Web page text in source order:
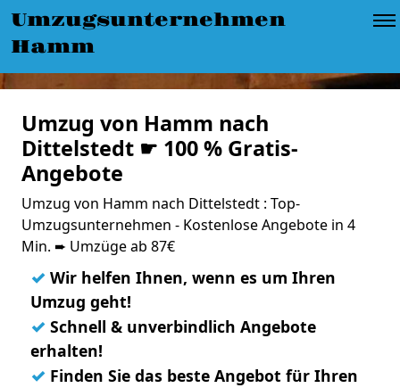
Umzugsunternehmen
Hamm
Umzug von Hamm nach
Dittelstedt ☛ 100 % Gratis-
Angebote
Umzug von Hamm nach Dittelstedt : Top-
Umzugsunternehmen - Kostenlose Angebote in 4
Min. ➨ Umzüge ab 87€
✓ Wir helfen Ihnen, wenn es um Ihren
Umzug geht!
✓ Schnell & unverbindlich Angebote
erhalten!
✓ Finden Sie das beste Angebot für Ihren